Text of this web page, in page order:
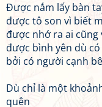
Được nắm lấy bàn
được tô son vì biết
được nhớ ra ai cũng
được bình yên dù
bởi có người cạnh
Dù chỉ là một
quên